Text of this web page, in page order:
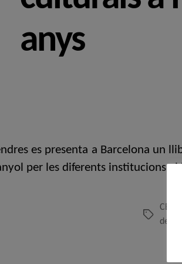
anys
es presenta a Barcelona un
per les diferents institucions al
Etiquetes
CERC
de